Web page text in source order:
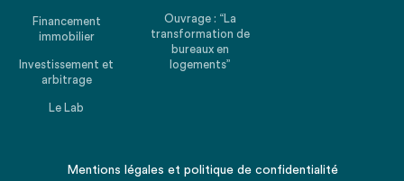
Financement
immobilier
Investissement et
arbitrage
Le Lab
Ouvrage : “La
transformation de
bureaux en
logements”
Mentions légales et politique de confidentialité